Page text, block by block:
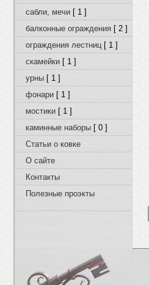
сабли, мечи [ 1 ]
балконные ограждения [ 2 ]
ограждения лестниц [ 1 ]
скамейки [ 1 ]
урны [ 1 ]
фонари [ 1 ]
мостики [ 1 ]
каминные наборы [ 0 ]
Статьи о ковке
О сайте
Контакты
Полезные проэкты